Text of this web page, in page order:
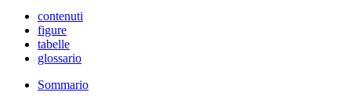
contenuti
figure
tabelle
glossario
Sommario